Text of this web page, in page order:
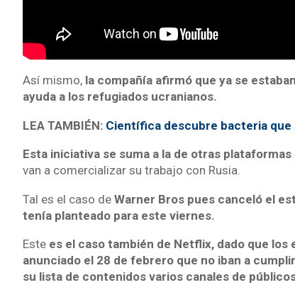
Así mismo,la compañía afirmó que ya se
ayuda a los refugiados ucranianos.
LEA TAMBIÉN: Científica descubre bacteria que
Esta iniciativa se suma a la de otras plataformas
van a comercializar su trabajo con Rusia.
Tal es el caso deWarner Bros pues canceló el
tenía planteado para este viernes.
Estees el caso también de Netflix, dado que los
anunciado el 28 de febrero que no iban a
su lista de contenidos varios canales de